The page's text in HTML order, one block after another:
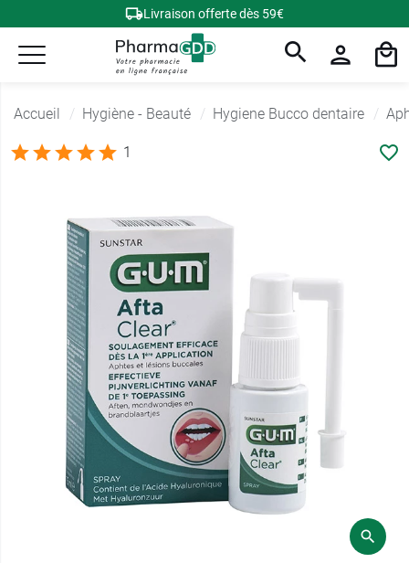
Livraison offerte dès 59€
Accueil Hygiène - Beauté Hygiene Bucco dentaire
1